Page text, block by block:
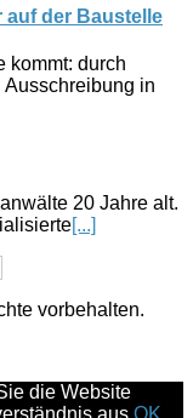
auf der Baustelle
kommt: durch
in
20 Jahre alt.
[...]
vorbehalten.
die Website
aus.OK